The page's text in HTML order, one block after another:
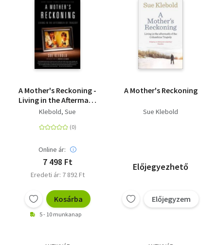
A Mother's Reckoning -
Living in the Aftermath
of Tragedy
Klebold, Sue
Online ár:
7 498 Ft
Eredeti ár: 7 892 Ft
Kosárba
5 - 10 munkanap
A Mother's Reckoning
Sue Klebold
Előjegyezhető
Előjegyzem